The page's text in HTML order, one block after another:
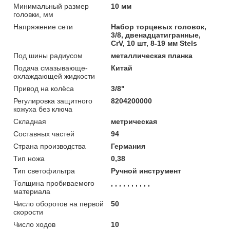
Минимальный размер
головки, мм
10 мм
Напряжение сети
Набор торцевых головок,
3/8, двенадцатигранные,
CrV, 10 шт, 8-19 мм Stels
Под шины радиусом
металлическая планка
Подача смазывающе-
охлаждающей жидкости
Китай
Привод на колёса
3/8"
Регулировка защитного
кожуха без ключа
8204200000
Складная
метрическая
Составных частей
94
Страна производства
Германия
Тип ножа
0,38
Тип светофильтра
Ручной инструмент
Толщина пробиваемого
материала
, , , , , , , , , ,
Число оборотов на первой
скорости
50
Число ходов
10